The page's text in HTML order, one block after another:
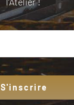
S'inscrire